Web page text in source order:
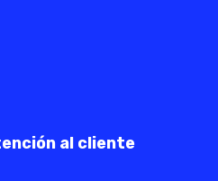
al cliente